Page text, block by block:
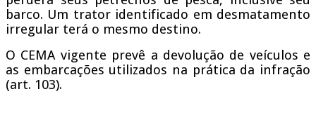
barco. Um trator identificado em desmatamento
irregular terá o mesmo destino.
O CEMA vigente prevê a devolução de veículos e
as embarcações utilizados na prática da infração
(art. 103).